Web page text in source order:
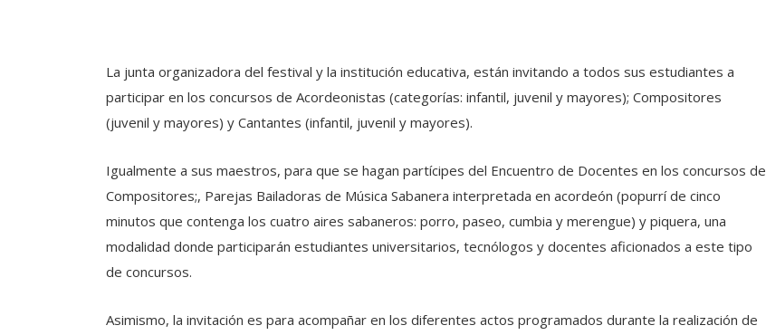
La junta organizadora del festival y la institución educativa, están invitando a todos sus estudiantes a
participar en los concursos de Acordeonistas (categorías: infantil, juvenil y mayores); Compositores
(juvenil y mayores) y Cantantes (infantil, juvenil y mayores).
Igualmente a sus maestros, para que se hagan partícipes del Encuentro de Docentes en los concursos de
Compositores;, Parejas Bailadoras de Música Sabanera interpretada en acordeón (popurrí de cinco
minutos que contenga los cuatro aires sabaneros: porro, paseo, cumbia y merengue) y piquera, una
modalidad donde participarán estudiantes universitarios, tecnólogos y docentes aficionados a este tipo
de concursos.
Asimismo, la invitación es para acompañar en los diferentes actos programados durante la realización de